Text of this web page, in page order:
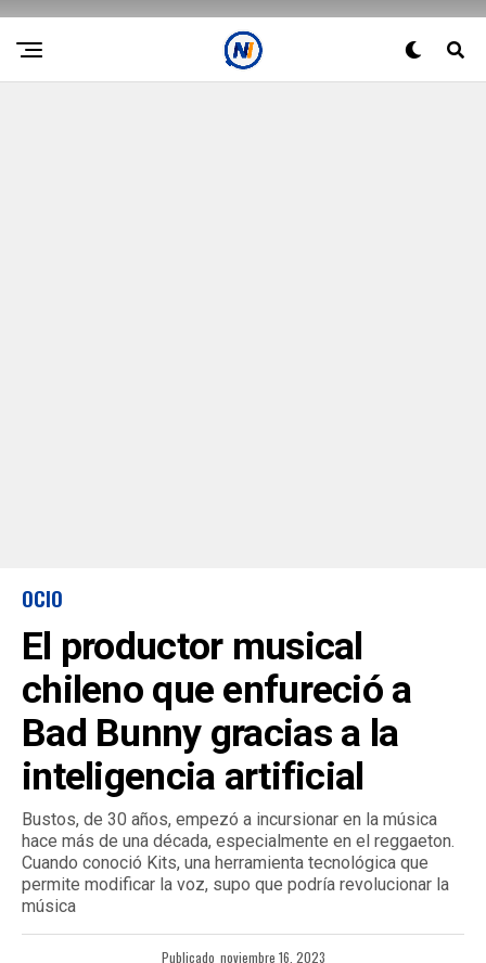
OCIO
El productor musical
chileno que enfureció a
Bad Bunny gracias a la
inteligencia artificial
Bustos, de 30 años, empezó a incursionar en la música
hace más de una década, especialmente en el reggaeton.
Cuando conoció Kits, una herramienta tecnológica que
permite modificar la voz, supo que podría revolucionar la
música
Publicado noviembre 16, 2023